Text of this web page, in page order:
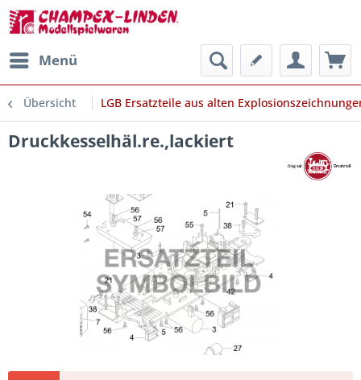
Menü
Übersicht LGB Ersatzteile aus alten
Druckkesselhäl.re.,lackiert